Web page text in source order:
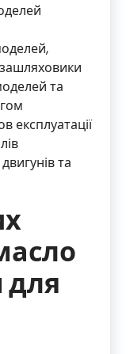
та
експлуатації
та
для